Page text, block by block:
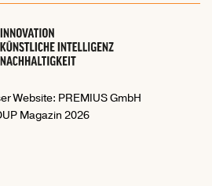
Website: PREMIUS GmbH
Magazin 2026